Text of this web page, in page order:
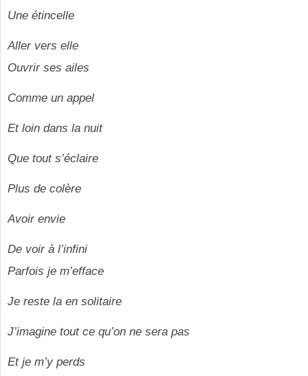
Une étincelle
Aller vers elle
Ouvrir ses ailes
Comme un appel
Et loin dans la nuit
Que tout s’éclaire
Plus de colère
Avoir envie
De voir à l’infini
Parfois je m’efface
Je reste la en solitaire
J’imagine tout ce qu’on ne sera pas
Et je m’y perds